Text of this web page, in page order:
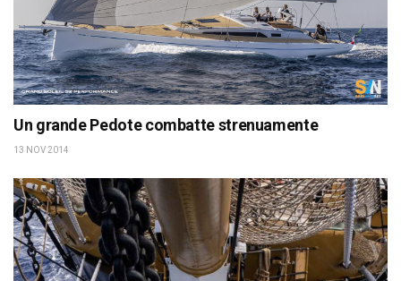
Un grande Pedote combatte strenuamente
13 NOV 2014